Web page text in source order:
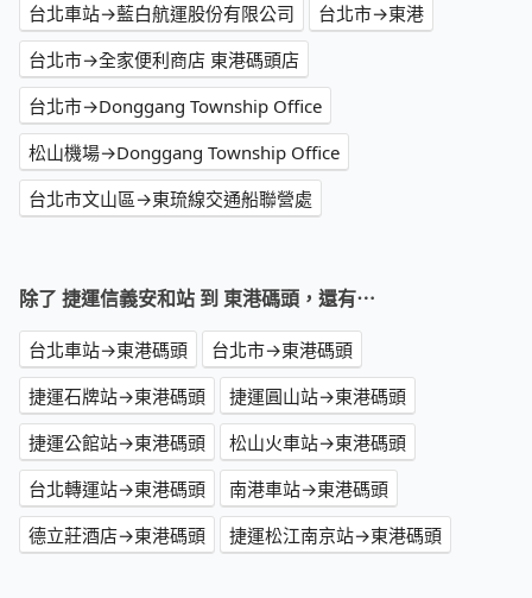
台北車站→藍白航運股份有限公司
台北市→東港
台北市→全家便利商店 東港碼頭店
台北市→Donggang Township Office
松山機場→Donggang Township Office
台北市文山區→東琉線交通船聯營處
除了 捷運信義安和站 到 東港碼頭，還有⋯
台北車站→東港碼頭
台北市→東港碼頭
捷運石牌站→東港碼頭
捷運圓山站→東港碼頭
捷運公館站→東港碼頭
松山火車站→東港碼頭
台北轉運站→東港碼頭
南港車站→東港碼頭
德立莊酒店→東港碼頭
捷運松江南京站→東港碼頭